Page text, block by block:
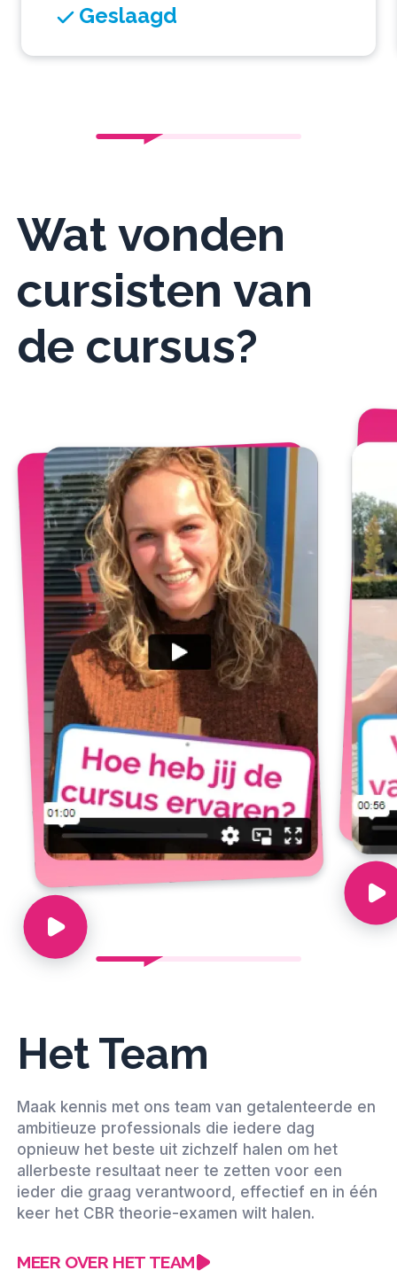
Geslaagd
Wat vonden
cursisten van
de cursus?
Het Team
Maak kennis met ons team van getalenteerde en
ambitieuze professionals die iedere dag
opnieuw het beste uit zichzelf halen om het
allerbeste resultaat neer te zetten voor een
ieder die graag verantwoord, effectief en in één
keer het CBR theorie-examen wilt halen.
MEER OVER HET TEAM